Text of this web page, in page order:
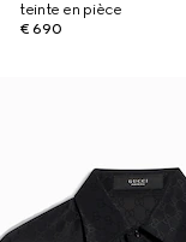
teinte en pièce
€ 690